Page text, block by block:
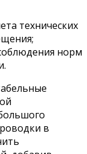
технических
норм
в